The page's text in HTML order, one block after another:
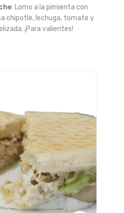
a la
: Lomo a la pimienta con
chipotle, lechuga, tomate y
¡Para valientes!